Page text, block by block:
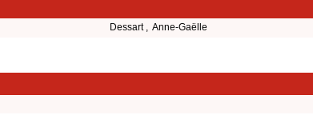
Dessart , Anne-Gaëlle